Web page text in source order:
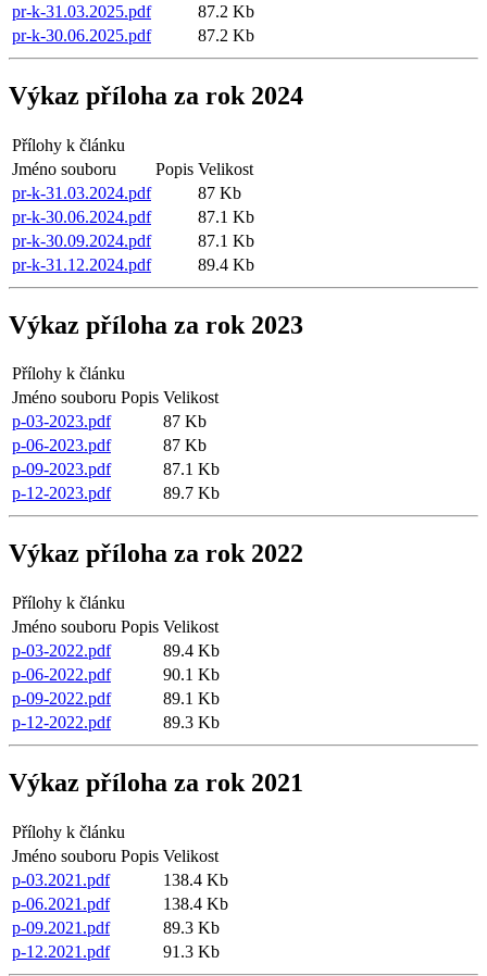
pr-k-31.03.2025.pdf
87.2 Kb
pr-k-30.06.2025.pdf
87.2 Kb
Výkaz příloha za rok 2024
Přílohy k článku
Jméno souboru
Popis Velikost
pr-k-31.03.2024.pdf
87 Kb
pr-k-30.06.2024.pdf
87.1 Kb
pr-k-30.09.2024.pdf
87.1 Kb
pr-k-31.12.2024.pdf
89.4 Kb
Výkaz příloha za rok 2023
Přílohy k článku
Jméno souboru Popis Velikost
p-03-2023.pdf
87 Kb
p-06-2023.pdf
87 Kb
p-09-2023.pdf
87.1 Kb
p-12-2023.pdf
89.7 Kb
Výkaz příloha za rok 2022
Přílohy k článku
Jméno souboru Popis Velikost
p-03-2022.pdf
89.4 Kb
p-06-2022.pdf
90.1 Kb
p-09-2022.pdf
89.1 Kb
p-12-2022.pdf
89.3 Kb
Výkaz příloha za rok 2021
Přílohy k článku
Jméno souboru Popis Velikost
p-03.2021.pdf
138.4 Kb
p-06.2021.pdf
138.4 Kb
p-09.2021.pdf
89.3 Kb
p-12.2021.pdf
91.3 Kb